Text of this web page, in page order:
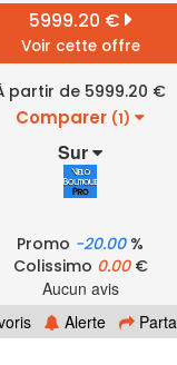
5999.20 €
Voir cette offre
partir de 5999.20 €
Comparer (1)
Sur
Promo -20.00%
Colissimo 0.00€
Aucun avis
Alerte